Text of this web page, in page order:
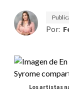
Por:
Los artistas